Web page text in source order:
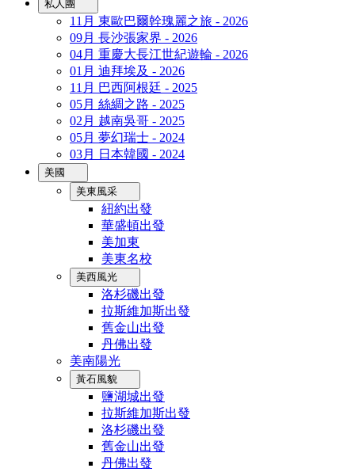
私人團
11月 東歐巴爾幹瑰麗之旅 - 2026
09月 長沙張家界 - 2026
04月 重慶大長江世紀遊輪 - 2026
01月 迪拜埃及 - 2026
11月 巴西阿根廷 - 2025
05月 絲綢之路 - 2025
02月 越南吳哥 - 2025
05月 夢幻瑞士 - 2024
03月 日本韓國 - 2024
美國
美東風采
紐約出發
華盛頓出發
美加東
美東名校
美西風光
洛杉磯出發
拉斯維加斯出發
舊金山出發
丹佛出發
美南陽光
黃石風貌
鹽湖城出發
拉斯維加斯出發
洛杉磯出發
舊金山出發
丹佛出發